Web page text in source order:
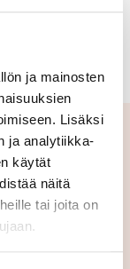
ja mainosten
Lisäksi
ja analytiikka-
käytät
näitä
tai joita on
myyntiä
esineet